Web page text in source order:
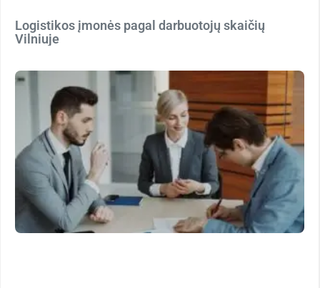
Logistikos įmonės pagal darbuotojų skaičių
Vilniuje